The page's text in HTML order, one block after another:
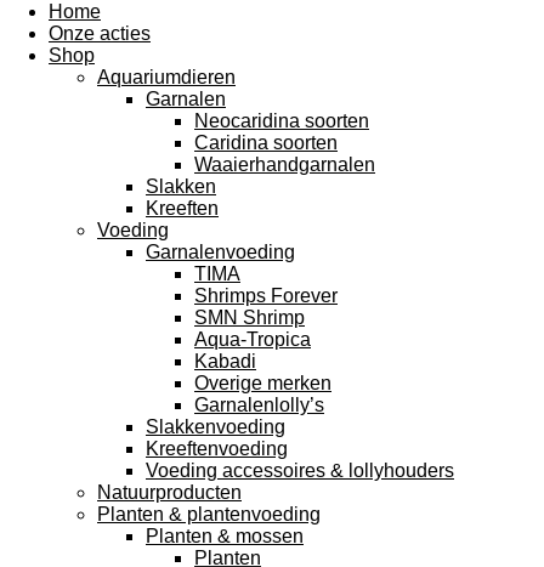
Home
Onze acties
Shop
Aquariumdieren
Garnalen
Neocaridina soorten
Caridina soorten
Waaierhandgarnalen
Slakken
Kreeften
Voeding
Garnalenvoeding
TIMA
Shrimps Forever
SMN Shrimp
Aqua-Tropica
Kabadi
Overige merken
Garnalenlolly’s
Slakkenvoeding
Kreeftenvoeding
Voeding accessoires & lollyhouders
Natuurproducten
Planten & plantenvoeding
Planten & mossen
Planten